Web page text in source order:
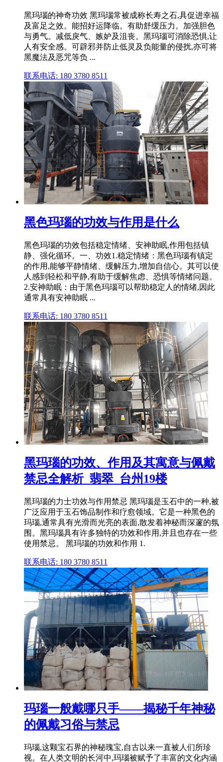
黑玛瑙的神奇功效 黑玛瑙常被成称长寿之石,具促进幸福
及富足之效。能招好运降临。有助舒缓压力。加强胆色
与勇气。减低戾气、嫉妒及沮丧。黑玛瑙可消除恐惧,让
人有安全感。可辟邪并防止低灵及负能量的侵扰,亦可将
黑魔法及恶咒等负 ...
联系电话: 180 3780 8511
黑色玛瑙的功效与作用是什么
黑色玛瑙的功效包括稳定情绪、安神助眠,作用包括镇
静、强化循环。一、功效1.稳定情绪：黑色玛瑙有镇定
的作用,能够平静情绪、缓解压力,增加自信心。其可以使
人感到轻松和平静,有助于缓解焦虑、恐惧等情绪问题。
2.安神助眠：由于黑色玛瑙可以帮助稳定人的情绪,因此
通常具有安神助眠 ...
联系电话: 180 3780 8511
黑玛瑙的功效、作用及其寓意与佩戴
禁忌全解析_翡翠_台州19楼
黑玛瑙的力士功效与作用禁忌 黑玛瑙是玉石中的一种,被
广泛应用于玉石饰品制作和疗愈领域。它是一种黑色的
玛瑙,通常具有光滑而光亮的表面,散发着神秘而深邃的氛
围。黑玛瑙具有许多独特的功效和作用,并且也存在一些
使用禁忌。 黑玛瑙的功效和作用 1.
联系电话: 180 3780 8511
玛瑙一般戴哪只手——揭秘千年神秘
的佩戴习俗与禁忌
玛瑙,这颗宝石界的神秘瑰宝,自古以来一直被人们所珍
视。在人类文明的长河中,玛瑙被赋予了丰富的文化内涵